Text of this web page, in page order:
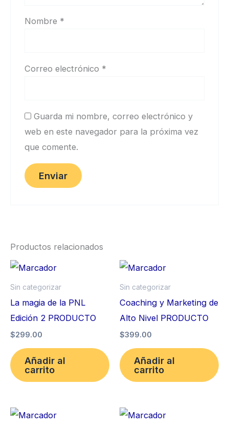
Nombre *
Correo electrónico *
Guarda mi nombre, correo electrónico y
web en este navegador para la próxima vez
que comente.
Productos relacionados
Sin categorizar
La magia de la PNL
Edición 2 PRODUCTO
$299.00
Añadir al
carrito
Sin categorizar
Coaching y Marketing de
Alto Nivel PRODUCTO
$399.00
Añadir al
carrito